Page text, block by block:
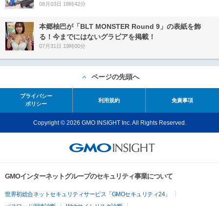
08月03日 18時42分
本郷柚巴が「BLT MONSTER Round 9」の表紙を飾
る！今までにはないグラビアを掲載！
07月31日 19時00分
ページの先頭へ
プライバシー
ポリシー
利用規約 免責事項
Copyright © 2026 GMO INSIGHT Inc. All Rights Reserved.
GMOインターネットグループのセキュリティ事業について
世界初総合ネットセキュリティサービス「GMOセキュリティ24」